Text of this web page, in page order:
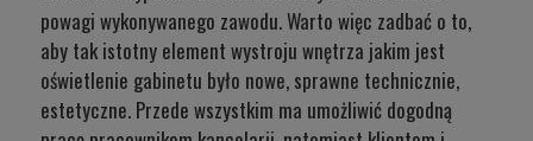
powagi wykonywanego zawodu. Warto więc zadbać o to,
aby tak istotny element wystroju wnętrza jakim jest
oświetlenie gabinetu było nowe, sprawne technicznie,
estetyczne. Przede wszystkim ma umożliwić dogodną